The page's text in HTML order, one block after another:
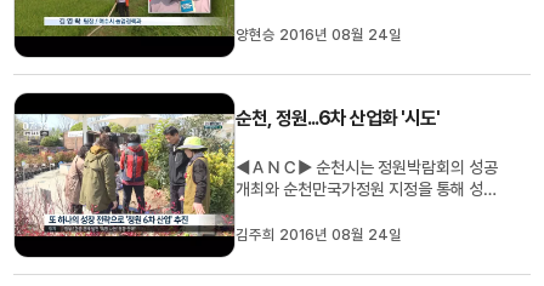
올해 농사를 포기해야할 상황입니다.전남
전합니다.◀ＥＮＤ▶◀ＶＣＲ▶저수율이
입니다.한때 2만3천 톤까지 물을 담고 있...
양현승 2016년 08월 24일
순천, 정원...6차 산업화 '시도'
◀ＡＮＣ▶ 순천시는 정원박람회의 성공
개최와 순천만국가정원 지정을 통해 성공
젠 정원을 활용한 6차 산업화를 통해 또 한
도합니다. ◀ＥＮＤ▶ ◀ＶＣＲ▶ 2013
김주희 2016년 08월 24일